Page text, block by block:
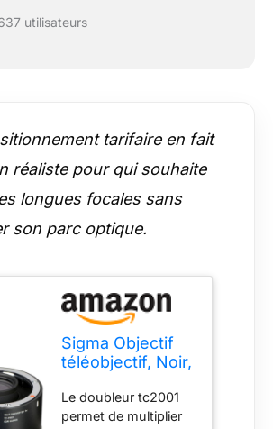
utilisateurs
tarifaire en fait
réaliste pour qui souhaite
longues focales sans
son parc optique.
Sigma Objectif
téléobjectif, Noir,
Le doubleur tc2001
permet de multiplier